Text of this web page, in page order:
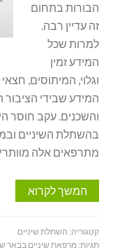
הבורות בתחום
זה עדיין רבה.
למרות שכל
המידע זמין
וגלוי, המיתוסים,
המידע שבידי הציבור
והשכנים. עקב חוסר
בהשתלת השיניים
מתרפאים אלה
המשך לקרוא
קטגוריה: השתלת שיניים
תגיות:מרפאת שיניים בבאר